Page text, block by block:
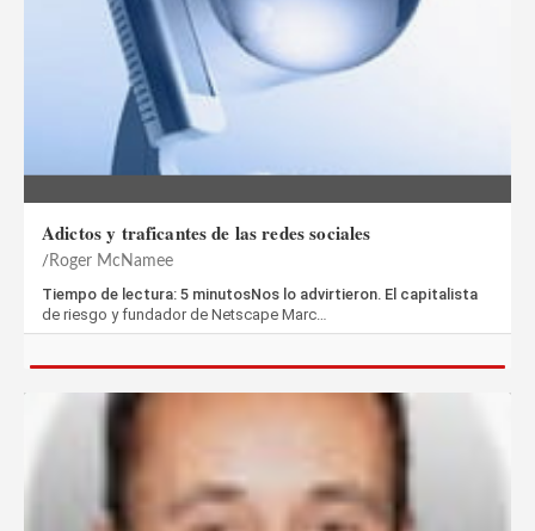
Adictos y traficantes de las redes sociales
Roger McNamee
Tiempo de lectura: 5 minutosNos lo advirtieron. El capitalista
de riesgo y fundador de Netscape Marc…